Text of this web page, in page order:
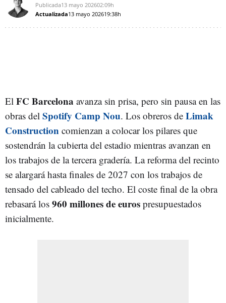
Publicada13 mayo 202602:09h
Actualizada13 mayo 202619:38h
El FC Barcelona avanza sin prisa, pero sin pausa en las
obras del Spotify Camp Nou. Los obreros de Limak
Construction comienzan a colocar los pilares que
sostendrán la cubierta del estadio mientras avanzan en
los trabajos de la tercera gradería. La reforma del recinto
se alargará hasta finales de 2027 con los trabajos de
tensado del cableado del techo. El coste final de la obra
rebasará los 960 millones de euros presupuestados
inicialmente.